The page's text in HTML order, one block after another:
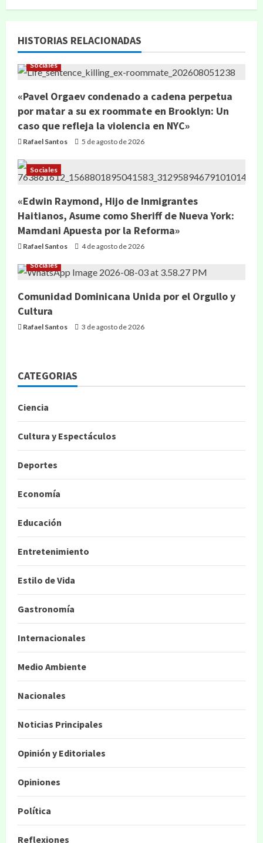
HISTORIAS RELACIONADAS
Sociales
«Pavel Orgaev condenado a cadena perpetua
por matar a su ex roommate en Brooklyn: Un
caso que refleja la violencia en NYC»
Rafael Santos 5 de agosto de 2026
Sociales
«Edwin Raymond, Hijo de Inmigrantes
Haitianos, Asume como Sheriff de Nueva York:
Mamdani Apuesta por la Reforma»
Rafael Santos 4 de agosto de 2026
Sociales
Comunidad Dominicana Unida por el Orgullo y
Cultura
Rafael Santos 3 de agosto de 2026
CATEGORIAS
Ciencia
Cultura y Espectáculos
Deportes
Economía
Educación
Entretenimiento
Estilo de Vida
Gastronomía
Internacionales
Medio Ambiente
Nacionales
Noticias Principales
Opinión y Editoriales
Opiniones
Política
Reflexiones